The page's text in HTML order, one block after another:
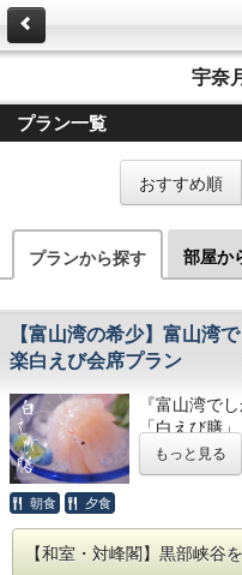
宇奈
プラン一覧
おすすめ順
プランから探す 部屋か
【富山湾の希少】富山湾
楽白えび会席プラン
『富山湾で
「白えび膳」
～富山湾の
りの料理と共
呼ばれ富山
希少な海老
もっと見る
朝食 夕食
【和室・対峰閣】黒部峡谷